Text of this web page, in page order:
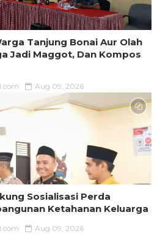
Tanjung Bonai Aur Olah
Jadi Maggot, Dan Kompos
Aug 09, 2026
Sosialisasi Perda
Ketahanan Keluarga
Aug 09, 2026